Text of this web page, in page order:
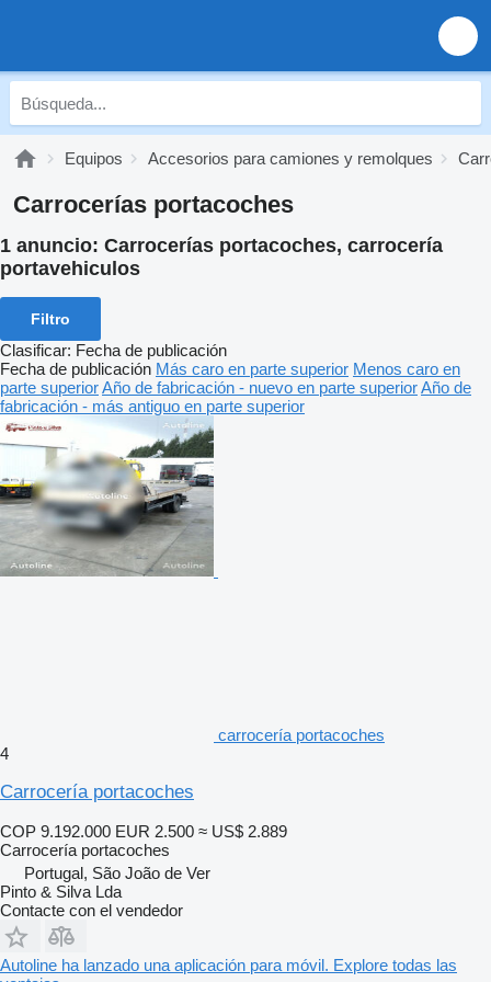
Equipos Accesorios para camiones y remolques
Carrocerías portacoches
1 anuncio: Carrocerías portacoches, carrocería
portavehiculos
Filtro
Clasificar: Fecha de publicación
Fecha de publicación Más caro en parte superior Menos caro en
parte superiorAño de fabricación - nuevo en parte superiorAño de
fabricación - más antiguo en parte superior
carrocería portacoches
4
Carrocería portacoches
COP 9.192.000 EUR 2.500 ≈ US$ 2.889
Carrocería portacoches
Portugal, São João de Ver
Pinto & Silva Lda
Contacte con el vendedor
Autoline ha lanzado una aplicación para móvil. Explore todas las